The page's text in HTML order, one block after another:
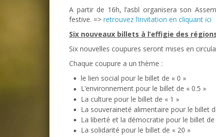
A partir de 16h, l’asbl organisera son
festive. => retrouvez l’invitation en cliquant ici
Six nouveaux billets à l’effigie des
Six nouvelles coupures seront mises en
Chaque coupure a un thème :
le lien social pour le billet de « 0 »
L’environnement pour le billet de « 0.5 »
La culture pour le billet de « 1 »
La souveraineté alimentaire pour le billet
La liberté et la démocratie pour le billet de
La solidarité pour le billet de « 20 »